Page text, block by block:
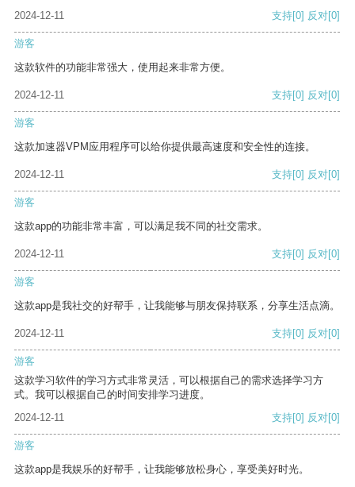
2024-12-11
支持[0] 反对[0]
游客
这款软件的功能非常强大，使用起来非常方便。
2024-12-11 支持[0] 反对[0]
游客
这款加速器VPM应用程序可以给你提供最高速度和安全性的连接。
2024-12-11 支持[0] 反对[0]
游客
这款app的功能非常丰富，可以满足我不同的社交需求。
2024-12-11 支持[0] 反对[0]
游客
这款app是我社交的好帮手，让我能够与朋友保持联系，分享生活点滴。
2024-12-11 支持[0] 反对[0]
游客
这款学习软件的学习方式非常灵活，可以根据自己的需求选择学习方
式。我可以根据自己的时间安排学习进度。
2024-12-11
支持[0] 反对[0]
游客
这款app是我娱乐的好帮手，让我能够放松身心，享受美好时光。